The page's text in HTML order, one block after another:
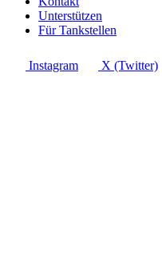
Unterstützen
Für Tankstellen
Instagram X (Twitter)